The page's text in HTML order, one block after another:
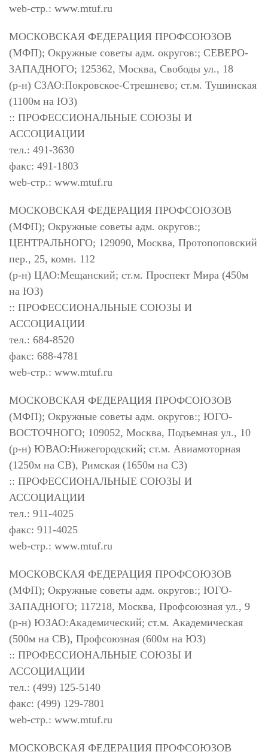
web-стр.: www.mtuf.ru
МОСКОВСКАЯ ФЕДЕРАЦИЯ ПРОФСОЮЗОВ
(МФП); Окружные советы адм. округов:; СЕВЕРО-
ЗАПАДНОГО; 125362, Москва, Свободы ул., 18
(р-н) СЗАО:Покровское-Стрешнево; ст.м. Тушинская
(1100м на ЮЗ)
:: ПРОФЕССИОНАЛЬНЫЕ СОЮЗЫ И
АССОЦИАЦИИ
тел.: 491-3630
факс: 491-1803
web-стр.: www.mtuf.ru
МОСКОВСКАЯ ФЕДЕРАЦИЯ ПРОФСОЮЗОВ
(МФП); Окружные советы адм. округов:;
ЦЕНТРАЛЬНОГО; 129090, Москва, Протопоповский
пер., 25, комн. 112
(р-н) ЦАО:Мещанский; ст.м. Проспект Мира (450м
на ЮЗ)
:: ПРОФЕССИОНАЛЬНЫЕ СОЮЗЫ И
АССОЦИАЦИИ
тел.: 684-8520
факс: 688-4781
web-стр.: www.mtuf.ru
МОСКОВСКАЯ ФЕДЕРАЦИЯ ПРОФСОЮЗОВ
(МФП); Окружные советы адм. округов:; ЮГО-
ВОСТОЧНОГО; 109052, Москва, Подъемная ул., 10
(р-н) ЮВАО:Нижегородский; ст.м. Авиамоторная
(1250м на СВ), Римская (1650м на СЗ)
:: ПРОФЕССИОНАЛЬНЫЕ СОЮЗЫ И
АССОЦИАЦИИ
тел.: 911-4025
факс: 911-4025
web-стр.: www.mtuf.ru
МОСКОВСКАЯ ФЕДЕРАЦИЯ ПРОФСОЮЗОВ
(МФП); Окружные советы адм. округов:; ЮГО-
ЗАПАДНОГО; 117218, Москва, Профсоюзная ул., 9
(р-н) ЮЗАО:Академический; ст.м. Академическая
(500м на СВ), Профсоюзная (600м на ЮЗ)
:: ПРОФЕССИОНАЛЬНЫЕ СОЮЗЫ И
АССОЦИАЦИИ
тел.: (499) 125-5140
факс: (499) 129-7801
web-стр.: www.mtuf.ru
МОСКОВСКАЯ ФЕДЕРАЦИЯ ПРОФСОЮЗОВ